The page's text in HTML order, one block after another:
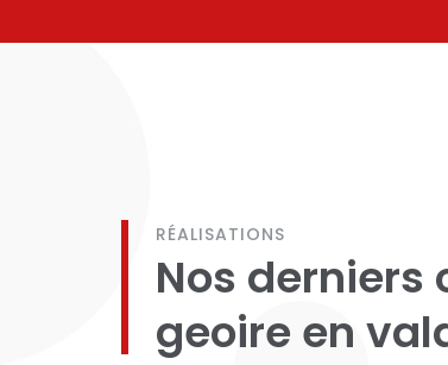
RÉALISATIONS
Nos derniers
geoire en